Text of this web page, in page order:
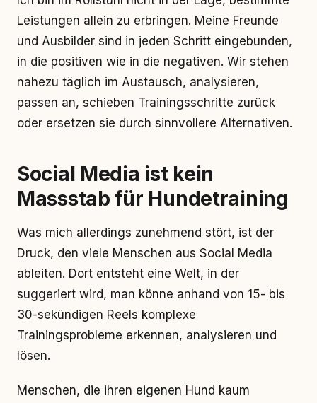
Leistungen allein zu erbringen. Meine Freunde
und Ausbilder sind in jeden Schritt eingebunden,
in die positiven wie in die negativen. Wir stehen
nahezu täglich im Austausch, analysieren,
passen an, schieben Trainingsschritte zurück
oder ersetzen sie durch sinnvollere Alternativen.
Social Media ist kein
Massstab für Hundetraining
Was mich allerdings zunehmend stört, ist der
Druck, den viele Menschen aus Social Media
ableiten. Dort entsteht eine Welt, in der
suggeriert wird, man könne anhand von 15- bis
30-sekündigen Reels komplexe
Trainingsprobleme erkennen, analysieren und
lösen.
Menschen, die ihren eigenen Hund kaum